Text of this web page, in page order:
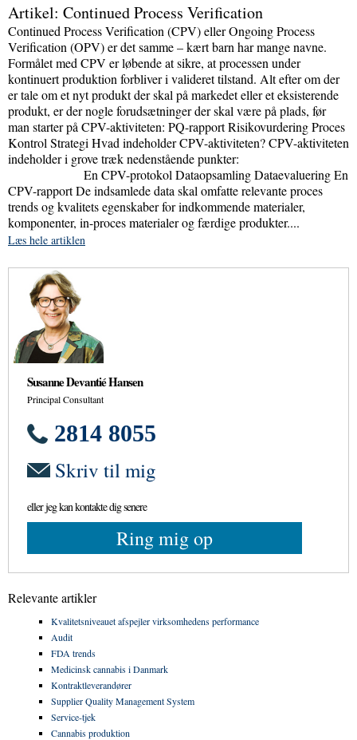
Artikel: Continued Process Verification
Continued Process Verification (CPV) eller Ongoing Process
Verification (OPV) er det samme – kært barn har mange navne.
Formålet med CPV er løbende at sikre, at processen under
kontinuert produktion forbliver i valideret tilstand. Alt efter om der
er tale om et nyt produkt der skal på markedet eller et eksisterende
produkt, er der nogle forudsætninger der skal være på plads, før
man starter på CPV-aktiviteten: PQ-rapport Risikovurdering Proces
Kontrol Strategi Hvad indeholder CPV-aktiviteten? CPV-aktiviteten
indeholder i grove træk nedenstående punkter:
En CPV-protokol Dataopsamling Dataevaluering En
CPV-rapport De indsamlede data skal omfatte relevante proces
trends og kvalitets egenskaber for indkommende materialer,
komponenter, in-proces materialer og færdige produkter....
Læs hele artiklen
Susanne Devantié Hansen
Principal Consultant
2814 8055
Skriv til mig
eller jeg kan kontakte dig senere
Ring mig op
Relevante artikler
Kvalitetsniveauet afspejler virksomhedens performance
Audit
FDA trends
Medicinsk cannabis i Danmark
Kontraktleverandører
Supplier Quality Management System
Service-tjek
Cannabis produktion